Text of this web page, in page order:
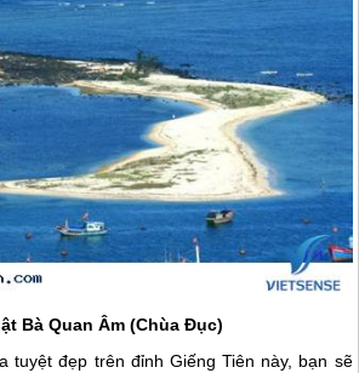
Bà Quan Âm (Chùa Đục)
tuyệt đẹp trên đỉnh Giếng Tiên này, bạn sẽ